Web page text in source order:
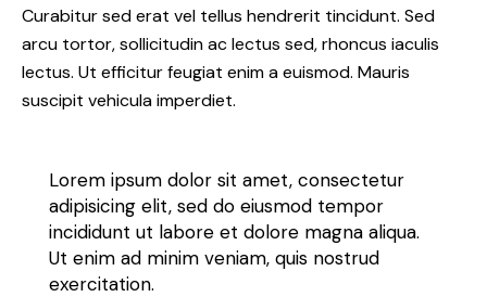
Curabitur sed erat vel tellus hendrerit tincidunt. Sed
arcu tortor, sollicitudin ac lectus sed, rhoncus iaculis
lectus. Ut efficitur feugiat enim a euismod. Mauris
suscipit vehicula imperdiet.
Lorem ipsum dolor sit amet, consectetur
adipisicing elit, sed do eiusmod tempor
incididunt ut labore et dolore magna aliqua.
Ut enim ad minim veniam, quis nostrud
exercitation.